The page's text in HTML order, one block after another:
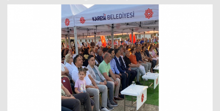
VİDEO GALERİ
KÜNYE
İLETİŞİM